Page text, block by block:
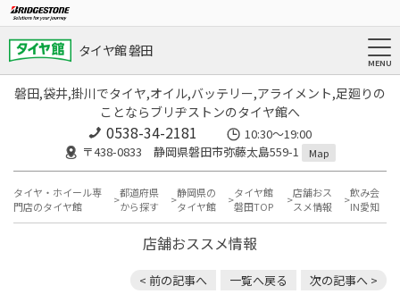
タイヤ館 磐田
磐田,袋井,掛川でタイヤ,オイル,バッテリー,アライメント,足廻りの
ことならブリヂストンのタイヤ館へ
0538-34-2181
10:30～19:00
〒438-0833 静岡県磐田市弥藤太島559-1
Map
タイヤ・ホイール専
門店のタイヤ館
都道府県
から探す
静岡県の
タイヤ館
タイヤ館
磐田TOP
店舗おス
スメ情報
飲み会
IN愛知
店舗おススメ情報
< 前の記事へ 一覧へ戻る 次の記事へ >